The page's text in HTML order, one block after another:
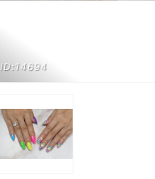
ID:14694